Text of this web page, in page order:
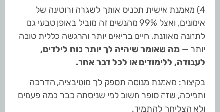
4) מאמנת אישית תכניס אותך לשגרה ורוטינה של
אימונים, ואצל 99% מהנשים זה מוביל באופן טבעי גם
לתזונה מאוזנת, חיים בריאים יותר והרגשה כללית טובה
יותר —מה שאומר שיהיה לך יותר כוח לילדים,
לעבודה, ללימודים או לכל דבר אחר.
בקיצור: מאמנת מנוסה תספק לך מוטיבציה, הדרכה
ותמיכה, שזה סופר חשוב למי שניסתה כבר כמה פעמים
ולא הצליחה להתמיד.